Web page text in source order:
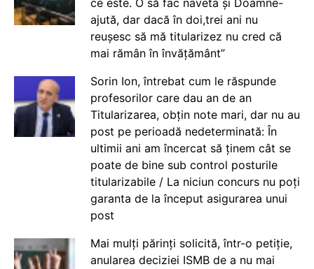
ce este. O să fac naveta și Doamne-
ajută, dar dacă în doi,trei ani nu
reușesc să mă titularizez nu cred că
mai rămân în învățământ”
Sorin Ion, întrebat cum le răspunde
profesorilor care dau an de an
Titularizarea, obțin note mari, dar nu au
post pe perioadă nedeterminată: În
ultimii ani am încercat să ținem cât se
poate de bine sub control posturile
titularizabile / La niciun concurs nu poți
garanta de la început asigurarea unui
post
Mai mulți părinți solicită, într-o petiție,
anularea deciziei ISMB de a nu mai